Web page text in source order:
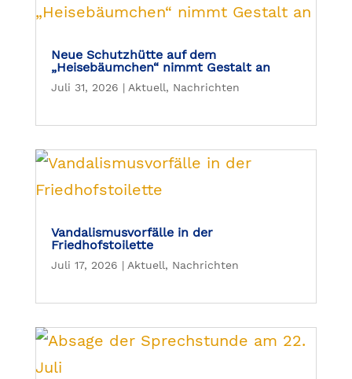
Neue Schutzhütte auf dem
„Heisebäumchen“ nimmt Gestalt an
Juli 31, 2026 | Aktuell, Nachrichten
Vandalismusvorfälle in der
Friedhofstoilette
Juli 17, 2026 | Aktuell, Nachrichten